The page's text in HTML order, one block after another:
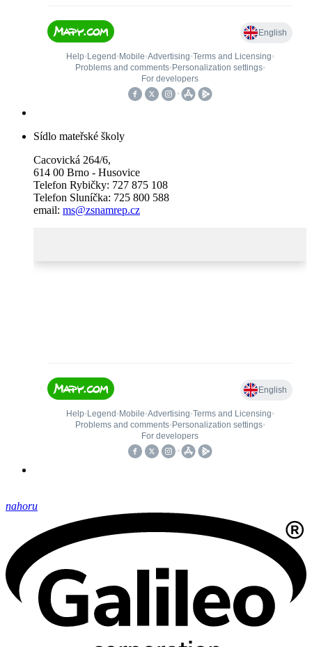
Sídlo mateřské školy
Cacovická 264/6,
614 00 Brno - Husovice
Telefon Rybičky: 727 875 108
Telefon Sluníčka: 725 800 588
email: ms@zsnamrep.cz
nahoru